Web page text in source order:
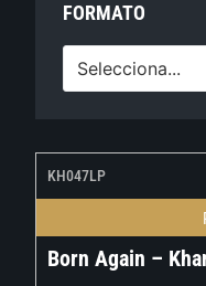
FORMATO
Selecciona...
KH047LP
Born Again –